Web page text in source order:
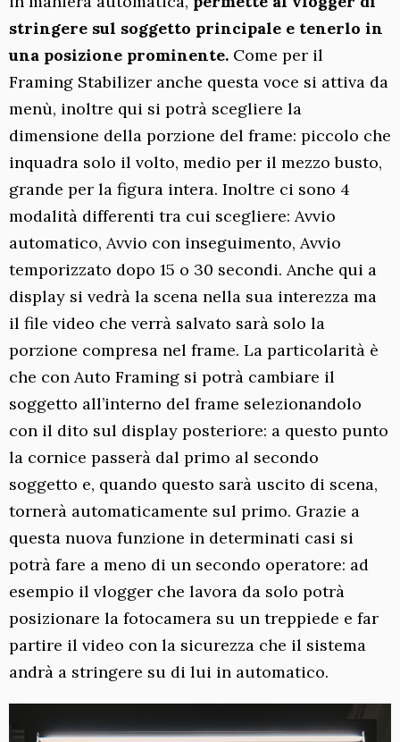
stringere sul soggetto principale e tenerlo in
una posizione prominente. Come per il
Framing Stabilizer anche questa voce si attiva da
menù, inoltre qui si potrà scegliere la
dimensione della porzione del frame: piccolo che
inquadra solo il volto, medio per il mezzo busto,
grande per la figura intera. Inoltre ci sono 4
modalità differenti tra cui scegliere: Avvio
automatico, Avvio con inseguimento, Avvio
temporizzato dopo 15 o 30 secondi. Anche qui a
display si vedrà la scena nella sua interezza ma
il file video che verrà salvato sarà solo la
porzione compresa nel frame. La particolarità è
che con Auto Framing si potrà cambiare il
soggetto all’interno del frame selezionandolo
con il dito sul display posteriore: a questo punto
la cornice passerà dal primo al secondo
soggetto e, quando questo sarà uscito di scena,
tornerà automaticamente sul primo. Grazie a
questa nuova funzione in determinati casi si
potrà fare a meno di un secondo operatore: ad
esempio il vlogger che lavora da solo potrà
posizionare la fotocamera su un treppiede e far
partire il video con la sicurezza che il sistema
andrà a stringere su di lui in automatico.